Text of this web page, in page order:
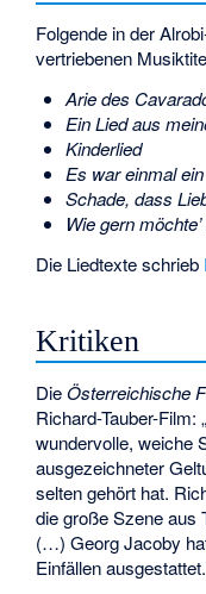
Folgende in der
vertriebenen
Arie des
Ein Lied aus
Kinderlied
Es war einmal
Schade, dass
Wie gern
Die Liedtexte schrieb
Kritiken
DieÖsterreichische
Richard-Tauber-Film:
wundervolle, weiche
ausgezeichneter
selten gehört hat.
die große Szene aus
(…) Georg Jacoby
Einfällen